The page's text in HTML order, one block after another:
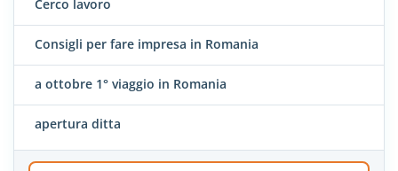
Cerco lavoro
Consigli per fare impresa in Romania
a ottobre 1° viaggio in Romania
apertura ditta